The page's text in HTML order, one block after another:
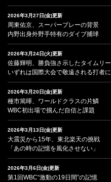
2026年3月27日(金)更新
周東佑京、スーパープレーの背景
内野出身外野手特有のダイブ捕球
2026年3月24日(火)更新
佐藤輝明、勝負強さ示したタイムリー
いずれは国際大会で敬遠される打者に
2026年3月20日(金)更新
種市篤暉、ワールドクラスの片鱗
WBC初出場で掴んだ自信と課題
2026年3月13日(金)更新
大震災から15年、東北楽天の挑戦
「あの時の記憶を風化させない」
2026年3月6日(金)更新
第1回WBC“激動の19日間”の記憶